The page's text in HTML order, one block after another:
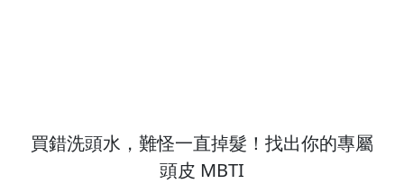
買錯洗頭水，難怪一直掉髮！找出你的專屬
頭皮 MBTI